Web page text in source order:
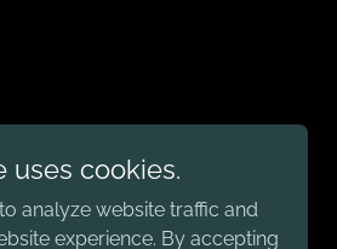
label.
uses cookies.
analyze website traffic and
experience. By accepting